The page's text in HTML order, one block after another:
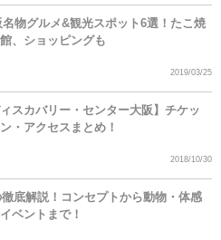
名物グルメ&観光スポット6選！たこ焼
、ショッピングも
2019/03/25
スカバリー・センター大阪】チケッ
・アクセスまとめ！
2018/10/30
徹底解説！コンセプトから動物・体感
ベントまで！